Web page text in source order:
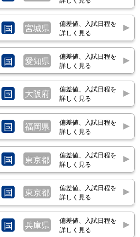
国 宮城県
偏差値、入試日程を
詳しく見る
国 愛知県
偏差値、入試日程を
詳しく見る
国 大阪府
偏差値、入試日程を
詳しく見る
国 福岡県
偏差値、入試日程を
詳しく見る
国 東京都
偏差値、入試日程を
詳しく見る
国 東京都
偏差値、入試日程を
詳しく見る
国 兵庫県
偏差値、入試日程を
詳しく見る